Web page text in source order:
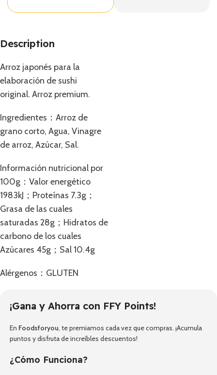
Description
Arroz japonés para la
elaboración de sushi
original. Arroz premium.
Ingredientes：Arroz de
grano corto, Agua, Vinagre
de arroz, Azúcar, Sal.
Información nutricional por
100g：Valor energético
1983kJ；Proteínas 7.3g；
Grasa de las cuales
saturadas 28g；Hidratos de
carbono de los cuales
Azúcares 45g；Sal 10.4g
Alérgenos：GLUTEN
¡Gana y Ahorra con FFY Points!
En Foodsforyou, te premiamos cada vez que compras. ¡Acumula
puntos y disfruta de increíbles descuentos!
¿Cómo Funciona?